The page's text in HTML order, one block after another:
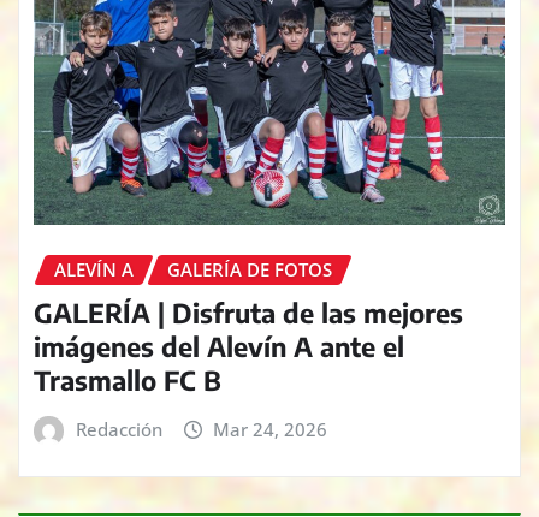
ALEVÍN A GALERÍA DE FOTOS
GALERÍA | Disfruta de las mejores
imágenes del Alevín A ante el
Trasmallo FC B
Redacción Mar 24, 2026